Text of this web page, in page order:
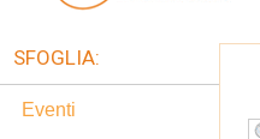
SFOGLIA:
Eventi